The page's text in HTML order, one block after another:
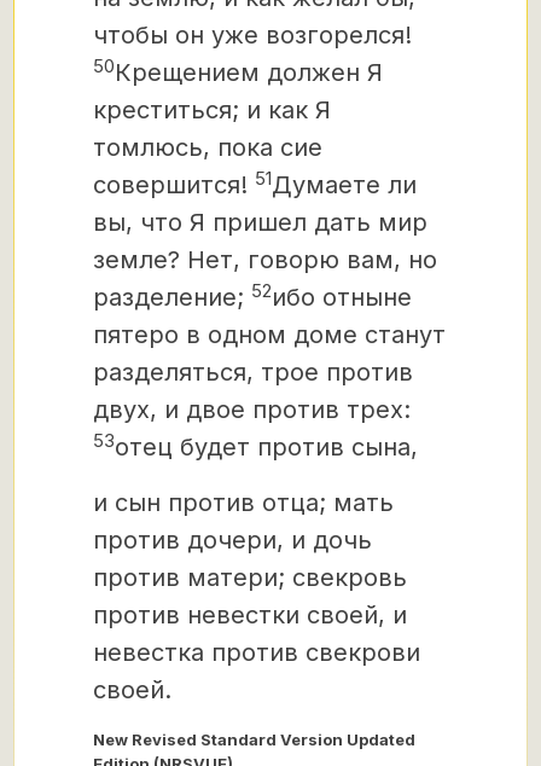
чтобы он уже возгорелся!
50Крещением должен Я
креститься; и как Я
томлюсь, пока сие
совершится! 51Думаете ли
вы, что Я пришел дать мир
земле? Нет, говорю вам, но
разделение; 52ибо отныне
пятеро в одном доме станут
разделяться, трое против
двух, и двое против трех:
53отец будет против сына,
и сын против отца; мать
против дочери, и дочь
против матери; свекровь
против невестки своей, и
невестка против свекрови
своей.
New Revised Standard Version Updated